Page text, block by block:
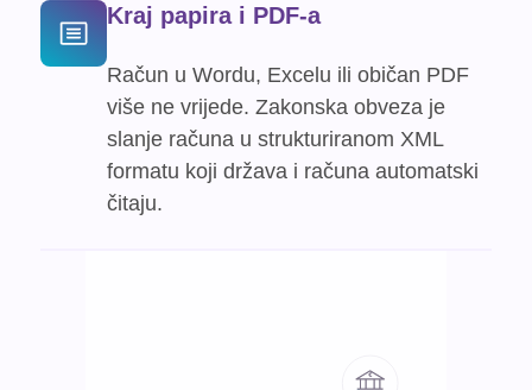
Kraj papira i PDF-a
Račun u Wordu, Excelu ili običan PDF
više ne vrijede. Zakonska obveza je
slanje računa u strukturiranom XML
formatu koji država i računa automatski
čitaju.